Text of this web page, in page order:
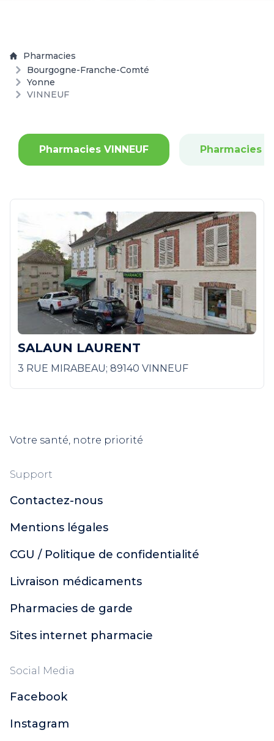
Pharmacies
Bourgogne-Franche-Comté
Yonne
VINNEUF
Pharmacies VINNEUF Pharmacies
SALAUN LAURENT
3 RUE MIRABEAU; 89140 VINNEUF
Votre santé, notre priorité
Support
Contactez-nous
Mentions légales
CGU / Politique de confidentialité
Livraison médicaments
Pharmacies de garde
Sites internet pharmacie
Social Media
Facebook
Instagram